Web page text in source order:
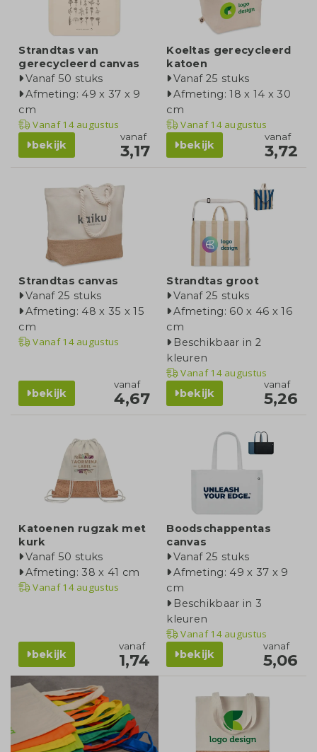
Strandtas van
gerecycleerd canvas
Vanaf 50 stuks
Afmeting: 49 x 37 x 9
cm
Vanaf14 augustus
bekijk
vanaf
3,17
Koeltas gerecycleerd
katoen
Vanaf 25 stuks
Afmeting: 18 x 14 x 30
cm
Vanaf14 augustus
bekijk
vanaf
3,72
Strandtas canvas
Vanaf 25 stuks
Afmeting: 48 x 35 x 15
cm
Vanaf14 augustus
bekijk
vanaf
4,67
Strandtas groot
Vanaf 25 stuks
Afmeting: 60 x 46 x 16
cm
Beschikbaar in 2
kleuren
Vanaf14 augustus
bekijk
vanaf
5,26
Katoenen rugzak met
kurk
Vanaf 50 stuks
Afmeting: 38 x 41 cm
Vanaf14 augustus
bekijk
vanaf
1,74
Boodschappentas
canvas
Vanaf 25 stuks
Afmeting: 49 x 37 x 9
cm
Beschikbaar in 3
kleuren
Vanaf14 augustus
bekijk
vanaf
5,06